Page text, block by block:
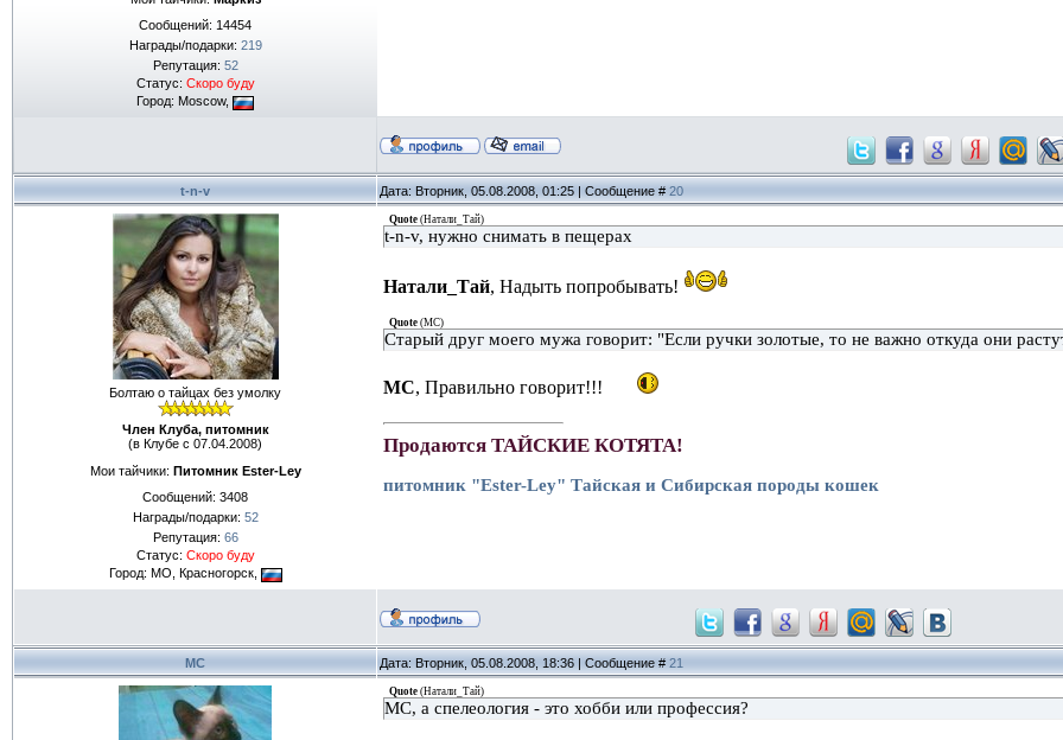
Сообщений: 14454
Награды/подарки: 219
Репутация: 52
Статус: Скоро буду
Город: Moscow,
t-n-v Дата: Вторник, 05.08.2008, 01:25 | Сообщение # 20
Болтаю о тайцах без умолку
Член Клуба, питомник
(в Клубе с 07.04.2008)
Мои тайчики: Питомник Ester-Ley
Сообщений: 3408
Награды/подарки: 52
Репутация: 66
Статус: Скоро буду
Город: МО, Красногорск,
Quote (Натали_Тай)
t-n-v, нужно снимать в пещерах
Натали_Тай, Надыть попробывать!
Quote (МС)
Старый друг моего мужа говорит: "Если ручки золотые, то не важно откуда они
МС, Правильно говорит!!!
Продаются ТАЙСКИЕ КОТЯТА!
питомник "Ester-Ley" Тайская и Сибирская породы кошек
МС Дата: Вторник, 05.08.2008, 18:36 | Сообщение # 21
Quote (Натали_Тай)
МС, а спелеология - это хобби или профессия?